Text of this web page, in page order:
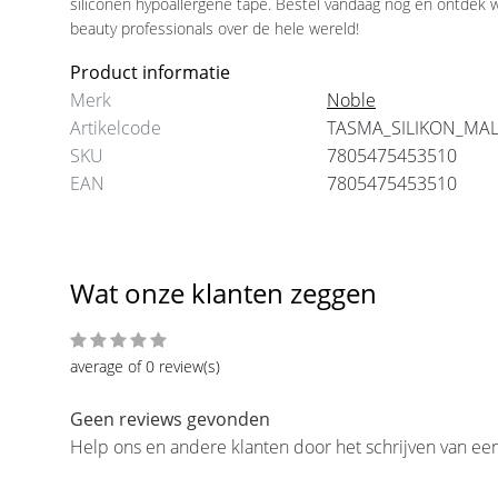
beauty professionals over de hele wereld!
Product informatie
Merk
Noble
Artikelcode
SKU
7805475453510
EAN
7805475453510
Stickerswimperextensions
Wat onze klanten zeggen
average of 0 review(s)
Geen reviews gevonden
Help ons en andere klanten door het schrijven van